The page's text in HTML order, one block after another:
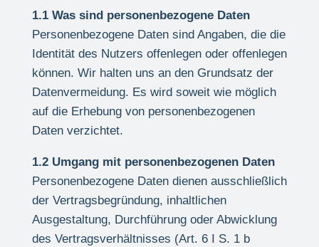
1.1 Was sind personenbezogene Daten
Personenbezogene Daten sind Angaben, die die
Identität des Nutzers offenlegen oder offenlegen
können. Wir halten uns an den Grundsatz der
Datenvermeidung. Es wird soweit wie möglich
auf die Erhebung von personenbezogenen
Daten verzichtet.
1.2 Umgang mit personenbezogenen Daten
Personenbezogene Daten dienen ausschließlich
der Vertragsbegründung, inhaltlichen
Ausgestaltung, Durchführung oder Abwicklung
des Vertragsverhältnisses (Art. 6 I S. 1 b